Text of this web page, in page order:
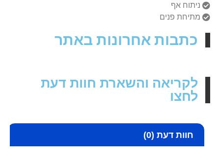
ניתוח אף
מתיחת פנים
כתבות אחרונות באתר
לקריאה והשארת חוות דעת
לחצו
חוות דעת (0)